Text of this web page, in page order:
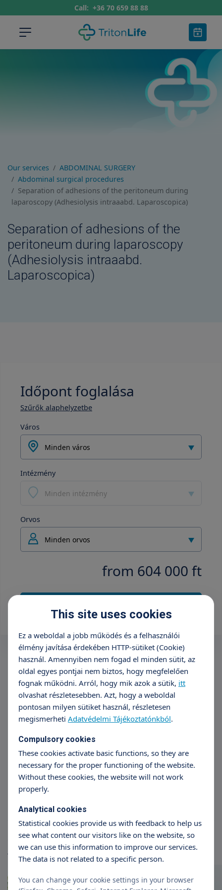
Call: +36 70 659 88 88
Our services
ABDOMINAL SURGERY
Abdominal surgical procedures
Separation of adhesions of the peritoneum during
laparoscopy (Adhesiolysis intraaabd. Laparoscopica)
Separation of adhesions of the
peritoneum during laparoscopy
(Adhesiolysis intraaabd.
Laparoscopica)
Időpont foglalása
Szűrők alaphelyzetbe
Város
Minden város
Intézmény
Minden intézmény
Orvos
Minden orvos
from 604 000 ft
Prof. Dr. Bajory Zoltán
Andrológia
Articles
More articles
This site uses cookies
Ez a weboldal a jobb működés és a felhasználói
élmény javítása érdekében HTTP-sütiket (Cookie)
használ. Amennyiben nem fogad el minden sütit, az
oldal egyes pontjai nem biztos, hogy megfelelően
fognak működni. Arról, hogy mik azok a sütik, itt
olvashat részletesebben. Azt, hogy a weboldal
pontosan milyen sütiket használ, részletesen
megismerheti Adatvédelmi Tájékoztatónkból.
Compulsory cookies
These cookies activate basic functions, so they are
necessary for the proper functioning of the website.
Without these cookies, the website will not work
properly.
Analytical cookies
Statistical cookies provide us with feedback to help us
see what content our visitors like on the website, so
we can use this information to improve our services.
The data is not related to a specific person.
You can change your cookie settings in your browser